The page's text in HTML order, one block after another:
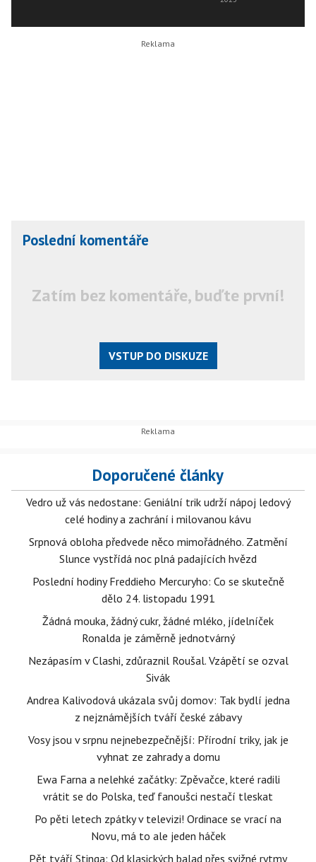
Poslední komentáře
Zatím bez komentáře, buďte první!
VSTUP DO DISKUZE
Doporučené články
Vedro už vás nedostane: Geniální trik udrží nápoj ledový
celé hodiny a zachrání i milovanou kávu
Srpnová obloha předvede něco mimořádného. Zatmění
Slunce vystřídá noc plná padajících hvězd
Poslední hodiny Freddieho Mercuryho: Co se skutečně
dělo 24. listopadu 1991
Žádná mouka, žádný cukr, žádné mléko, jídelníček
Ronalda je záměrně jednotvárný
Nezápasím v Clashi, zdůraznil Roušal. Vzápětí se ozval
Sivák
Andrea Kalivodová ukázala svůj domov: Tak bydlí jedna
z nejznámějších tváří české zábavy
Vosy jsou v srpnu nejnebezpečnější: Přírodní triky, jak je
vyhnat ze zahrady a domu
Ewa Farna a nelehké začátky: Zpěvačce, které radili
vrátit se do Polska, teď fanoušci nestačí tleskat
Po pěti letech zpátky v televizi! Ordinace se vrací na
Novu, má to ale jeden háček
Pět tváří Stinga: Od klasických balad přes svižné rytmy